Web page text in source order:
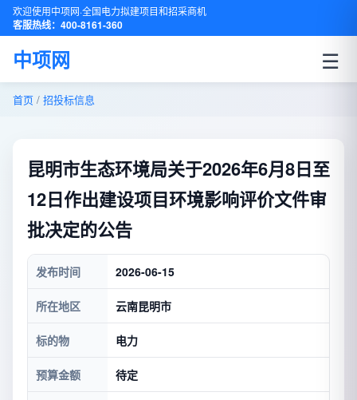
欢迎使用中项网·全国电力拟建项目和招采商机
客服热线：400-8161-360
中项网 ☰
首页 / 招投标信息
昆明市生态环境局关于2026年6月8日至
12日作出建设项目环境影响评价文件审
批决定的公告
发布时间 2026-06-15
所在地区 云南昆明市
标的物 电力
预算金额 待定